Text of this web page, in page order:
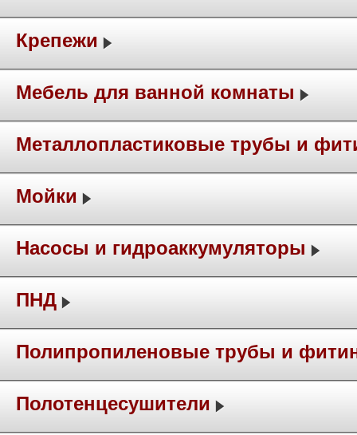
Крепежи
Мебель для ванной комнаты
Металлопластиковые трубы и
Мойки
Насосы и гидроаккумуляторы
ПНД
Полипропиленовые трубы и
Полотенцесушители